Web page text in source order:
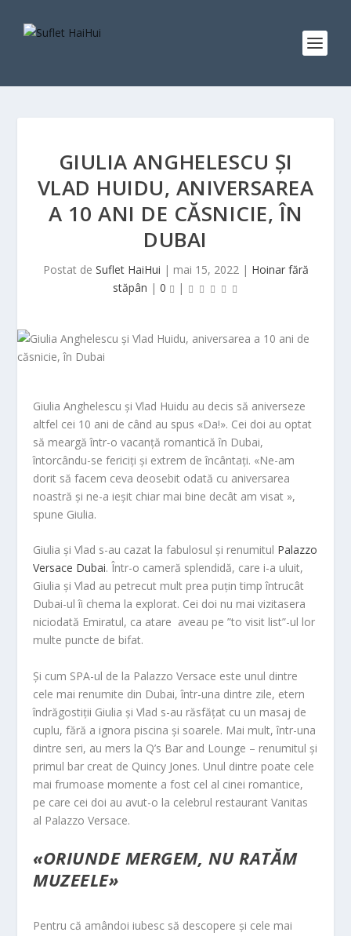
GIULIA ANGHELESCU ȘI
VLAD HUIDU, ANIVERSAREA
A 10 ANI DE CĂSNICIE, ÎN
DUBAI
Postat de Suflet HaiHui | mai 15, 2022| Hoinar fără
stăpân | 0 |
Giulia Anghelescu și Vlad Huidu au decis să aniverseze
altfel cei 10 ani de când au spus «Da!». Cei doi au optat
să meargă într-o vacanță romantică în Dubai,
întorcându-se fericiți și extrem de încântați. «Ne-am
dorit să facem ceva deosebit odată cu aniversarea
noastră și ne-a ieșit chiar mai bine decât am visat »,
spune Giulia.
Giulia și Vlad s-au cazat la fabulosul și renumitul Palazzo
Versace Dubai. Într-o cameră splendidă, care i-a uluit,
Giulia și Vlad au petrecut mult prea puțin timp întrucât
Dubai-ul îi chema la explorat. Cei doi nu mai vizitasera
niciodată Emiratul, ca atare aveau pe ”to visit list”-ul lor
multe puncte de bifat.
Și cum SPA-ul de la Palazzo Versace este unul dintre
cele mai renumite din Dubai, într-una dintre zile, etern
îndrăgostiții Giulia și Vlad s-au răsfățat cu un masaj de
cuplu, fără a ignora piscina și soarele. Mai mult, într-una
dintre seri, au mers la Q’s Bar and Lounge – renumitul și
primul bar creat de Quincy Jones. Unul dintre poate cele
mai frumoase momente a fost cel al cinei romantice,
pe care cei doi au avut-o la celebrul restaurant Vanitas
al Palazzo Versace.
«ORIUNDE MERGEM, NU RATĂM
MUZEELE»
Pentru că amândoi iubesc să descopere și cele mai